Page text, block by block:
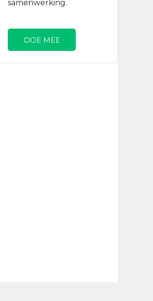
samenwerking.
DOE MEE